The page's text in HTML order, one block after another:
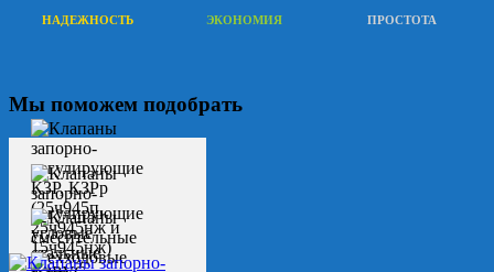
НАДЕЖНОСТЬ ЭКОНОМИЯ ПРОСТОТА
Мы поможем подобрать